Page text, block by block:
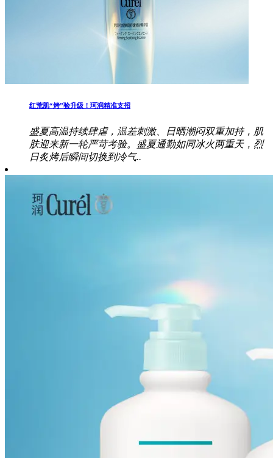
红荒肌“烤”验升级！珂润精准支招
盛夏高温持续肆虐，温差刺激、日晒潮闷双重加持，肌
肤迎来新一轮严苛考验。盛夏通勤如同冰火两重天，烈
日炙烤后瞬间切换到冷气..